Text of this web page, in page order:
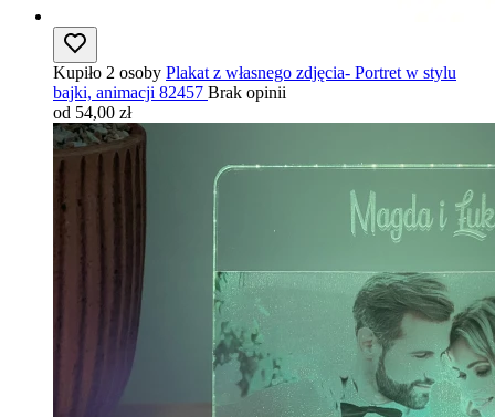
Kupiło 2 osoby Plakat z własnego zdjęcia- Portret w stylu
bajki, animacji 82457 Brak opinii
od 54,00 zł